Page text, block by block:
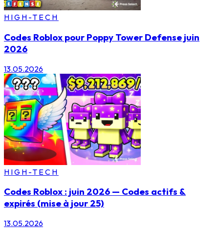
HIGH-TECH
Codes Roblox pour Poppy Tower Defense juin
2026
13.05.2026
HIGH-TECH
Codes Roblox : juin 2026 — Codes actifs &
expirés (mise à jour 25)
13.05.2026